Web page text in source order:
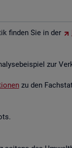
fin­den Sie in der
zur
zu den